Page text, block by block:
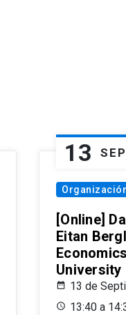
13 SEP
[Online]
Eitan
University
13 de
13:40 a